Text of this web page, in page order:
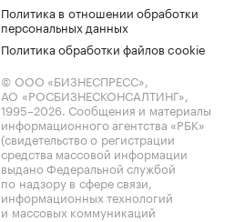
Политика в отношении обработки
персональных данных
Политика обработки файлов cookie
© ООО «БИЗНЕСПРЕСС»,
АО «РОСБИЗНЕСКОНСАЛТИНГ»,
1995–2026. Сообщения и материалы
информационного агентства «РБК»
(свидетельство о регистрации
средства массовой информации
выдано Федеральной службой
по надзору в сфере связи,
информационных технологий
и массовых коммуникаций